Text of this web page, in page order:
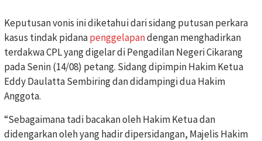
Keputusan vonis ini diketahui dari sidang putusan perkara
kasus tindak pidanapenggelapandengan menghadirkan
terdakwa CPL yang digelar di Pengadilan Negeri Cikarang
pada Senin (14/08) petang. Sidang dipimpin Hakim Ketua
Eddy Daulatta Sembiring dan didampingi dua Hakim
Anggota.
“Sebagaimana tadi bacakan oleh Hakim Ketua dan
didengarkan oleh yang hadir dipersidangan, Majelis Hakim